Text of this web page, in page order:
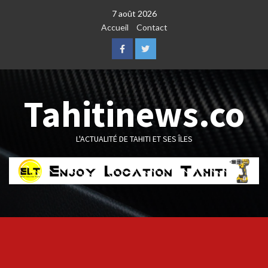
7 août 2026
Accueil
Contact
FacebookTwitter
Tahitinews.co
L'ACTUALITÉ DE TAHITI ET SES ÎLES